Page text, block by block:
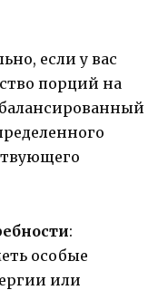
если у вас
порций на
:
особые
или